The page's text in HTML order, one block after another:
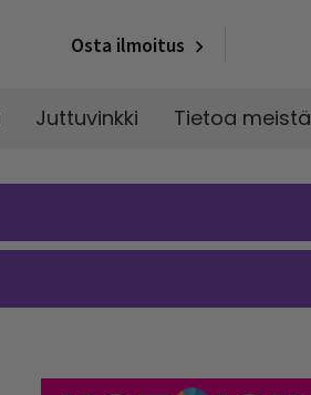
Osta ilmoitus
Juttuvinkki Tietoa meistä